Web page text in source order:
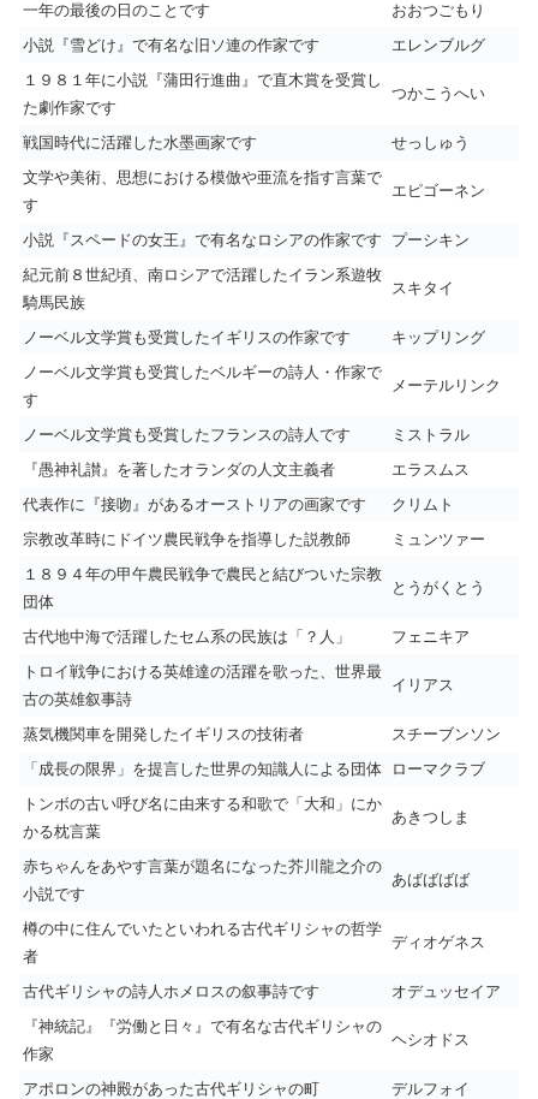
一年の最後の日のことです
おおつごもり
小説『雪どけ』で有名な旧ソ連の作家です
エレンブルグ
１９８１年に小説『蒲田行進曲』で直木賞を受賞し
た劇作家です
つかこうへい
戦国時代に活躍した水墨画家です
せっしゅう
文学や美術、思想における模倣や亜流を指す言葉で
す
エピゴーネン
小説『スペードの女王』で有名なロシアの作家です
プーシキン
紀元前８世紀頃、南ロシアで活躍したイラン系遊牧
騎馬民族
スキタイ
ノーベル文学賞も受賞したイギリスの作家です
キップリング
ノーベル文学賞も受賞したベルギーの詩人・作家で
す
メーテルリンク
ノーベル文学賞も受賞したフランスの詩人です
ミストラル
『愚神礼讃』を著したオランダの人文主義者
エラスムス
代表作に『接吻』があるオーストリアの画家です
クリムト
宗教改革時にドイツ農民戦争を指導した説教師
ミュンツァー
１８９４年の甲午農民戦争で農民と結びついた宗教
団体
とうがくとう
古代地中海で活躍したセム系の民族は「？人」
フェニキア
トロイ戦争における英雄達の活躍を歌った、世界最
古の英雄叙事詩
イリアス
蒸気機関車を開発したイギリスの技術者
スチーブンソン
「成長の限界」を提言した世界の知識人による団体
ローマクラブ
トンボの古い呼び名に由来する和歌で「大和」にか
かる枕言葉
あきつしま
赤ちゃんをあやす言葉が題名になった芥川龍之介の
小説です
あばばばば
樽の中に住んでいたといわれる古代ギリシャの哲学
者
ディオゲネス
古代ギリシャの詩人ホメロスの叙事詩です
オデュッセイア
『神統記』『労働と日々』で有名な古代ギリシャの
作家
ヘシオドス
アポロンの神殿があった古代ギリシャの町
デルフォイ